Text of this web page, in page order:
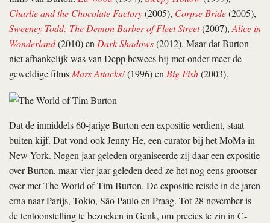
Charlie and the Chocolate Factory(2005), Corpse Bride(2005),
Sweeney Todd: The Demon Barber of Fleet Street(2007),Alice in
Wonderland(2010) enDark Shadows(2012). Maar dat Burton
niet afhankelijk was van Depp bewees hij met onder meer de
geweldige filmsMars Attacks!(1996) enBig Fish(2003).
Dat de inmiddels 60-jarige Burton een expositie verdient, staat
buiten kijf. Dat vond ook Jenny He, een curator bij het MoMa in
New York. Negen jaar geleden organiseerde zij daar een expositie
over Burton, maar vier jaar geleden deed ze het nog eens grootser
over met The World of Tim Burton. De expositie reisde in de jaren
erna naar Parijs, Tokio, São Paulo en Praag. Tot 28 november is
de tentoonstelling te bezoeken in Genk, om precies te zin in C-